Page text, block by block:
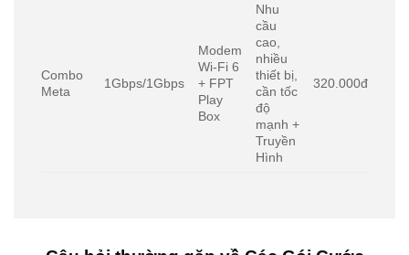
Combo
Meta
1Gbps/1Gbps
Modem
Wi-Fi 6
+ FPT
Play
Box
Nhu
cầu
cao,
nhiều
thiết bị,
cần tốc
độ
mạnh +
Truyền
Hình
320.000đ/tháng